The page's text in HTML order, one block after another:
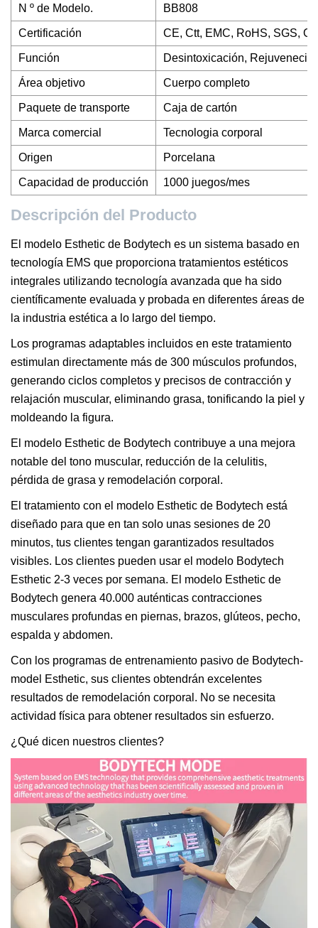
N º de Modelo. BB808
Certificación CE, Ctt, EMC, RoHS, SGS,
Función Desintoxicación,
Área objetivo Cuerpo completo
Paquete de transporte Caja de cartón
Marca comercial Tecnologia corporal
Origen Porcelana
Capacidad de producción 1000 juegos/mes
Descripción del Producto
El modelo Esthetic de Bodytech es un sistema basado en
tecnología EMS que proporciona tratamientos estéticos
integrales utilizando tecnología avanzada que ha sido
científicamente evaluada y probada en diferentes áreas de
la industria estética a lo largo del tiempo.
Los programas adaptables incluidos en este tratamiento
estimulan directamente más de 300 músculos profundos,
generando ciclos completos y precisos de contracción y
relajación muscular, eliminando grasa, tonificando la piel y
moldeando la figura.
El modelo Esthetic de Bodytech contribuye a una mejora
notable del tono muscular, reducción de la celulitis,
pérdida de grasa y remodelación corporal.
El tratamiento con el modelo Esthetic de Bodytech está
diseñado para que en tan solo unas sesiones de 20
minutos, tus clientes tengan garantizados resultados
visibles. Los clientes pueden usar el modelo Bodytech
Esthetic 2-3 veces por semana. El modelo Esthetic de
Bodytech genera 40.000 auténticas contracciones
musculares profundas en piernas, brazos, glúteos, pecho,
espalda y abdomen.
Con los programas de entrenamiento pasivo de Bodytech-
model Esthetic, sus clientes obtendrán excelentes
resultados de remodelación corporal. No se necesita
actividad física para obtener resultados sin esfuerzo.
¿Qué dicen nuestros clientes?